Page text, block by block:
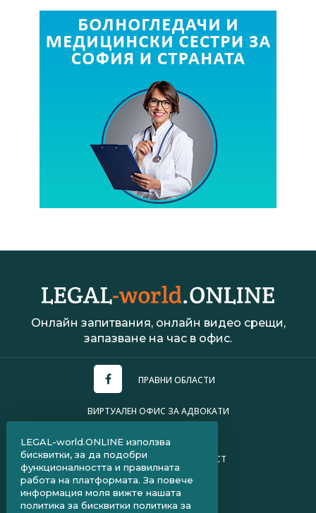
Онлайн запитвания, онлайн видео срещи,
запазване на час в офис.
ПРАВНИ ОБЛАСТИ
ВИРТУАЛЕН ОФИС ЗА АДВОКАТИ
ПОЛИТИКА ЗА ПОВЕРИТЕЛНОСТ
ЧЗВ ЗА КЛИЕНТИ
ЧЗВ ЗА АДВОКАТИ
LEGAL-world.ONLINE използва
бисквитки, за да подобри
функционалността и правилната
работа на платформата. За повече
информация моля вижте нашата
политика за бисквитки политика за